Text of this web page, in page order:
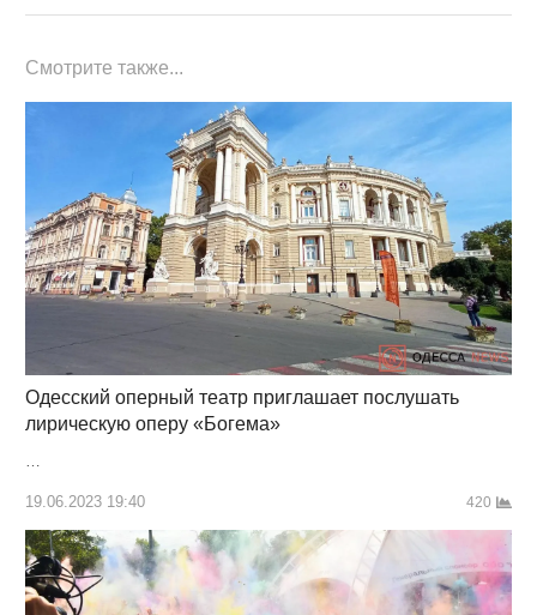
Смотрите также...
Одесский оперный театр приглашает послушать
лирическую оперу «Богема»
…
19.06.2023 19:40 420